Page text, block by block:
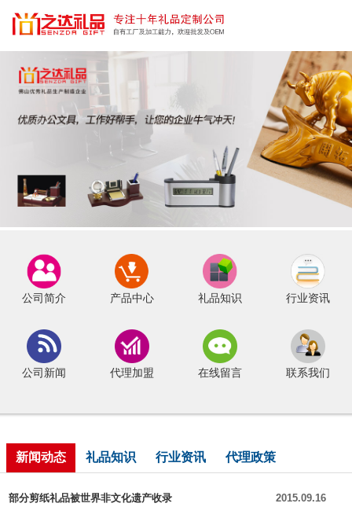
公司简介 产品中心 礼品知识 行业资讯
公司新闻 代理加盟 在线留言 联系我们
新闻动态 礼品知识 行业资讯 代理政策
部分剪纸礼品被世界非文化遗产收录
2015.09.16